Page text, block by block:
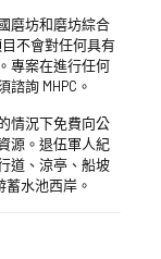
磨坊和磨坊綜合
不會對任何具有
專案在進行任何
詢 MHPC。
情況下免費向公
源。退伍軍人紀
道、涼亭、船坡
蓄水池西岸。